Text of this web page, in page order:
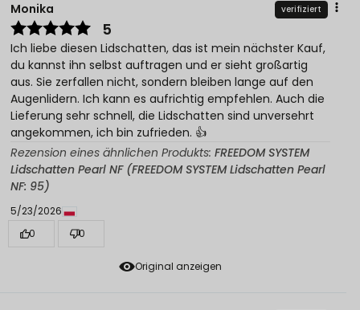
Original anzeigen
Monika verifiziert
5
Ich liebe diesen Lidschatten, das ist mein nächster Kauf,
du kannst ihn selbst auftragen und er sieht großartig
aus. Sie zerfallen nicht, sondern bleiben lange auf den
Augenlidern. Ich kann es aufrichtig empfehlen. Auch die
Lieferung sehr schnell, die Lidschatten sind unversehrt
angekommen, ich bin zufrieden. 👍️
Rezension eines ähnlichen Produkts: FREEDOM SYSTEM
Lidschatten Pearl NF (FREEDOM SYSTEM Lidschatten Pearl
NF: 95)
5/23/2026
0
0